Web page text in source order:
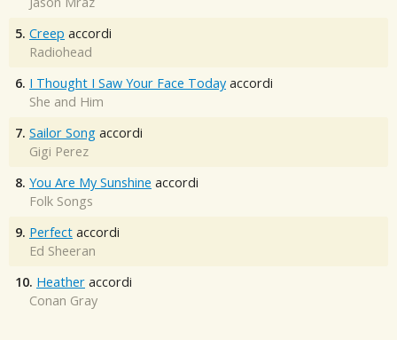
5. Creep accordi
Radiohead
6. I Thought I Saw Your Face Today accordi
She and Him
7. Sailor Song accordi
Gigi Perez
8. You Are My Sunshine accordi
Folk Songs
9. Perfect accordi
Ed Sheeran
10. Heather accordi
Conan Gray